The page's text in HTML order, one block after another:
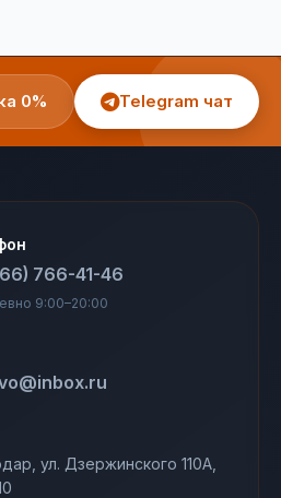
0% Telegram чат
766-41-46
9:00–20:00
ул. Дзержинского 110А,